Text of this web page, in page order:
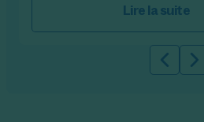
Lire la suite
Slide